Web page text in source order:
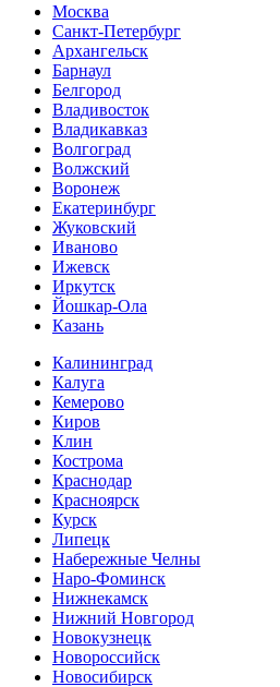
Москва
Санкт-Петербург
Архангельск
Барнаул
Белгород
Владивосток
Владикавказ
Волгоград
Волжский
Воронеж
Екатеринбург
Жуковский
Иваново
Ижевск
Иркутск
Йошкар-Ола
Казань
Калининград
Калуга
Кемерово
Киров
Клин
Кострома
Краснодар
Красноярск
Курск
Липецк
Набережные Челны
Наро-Фоминск
Нижнекамск
Нижний Новгород
Новокузнецк
Новороссийск
Новосибирск